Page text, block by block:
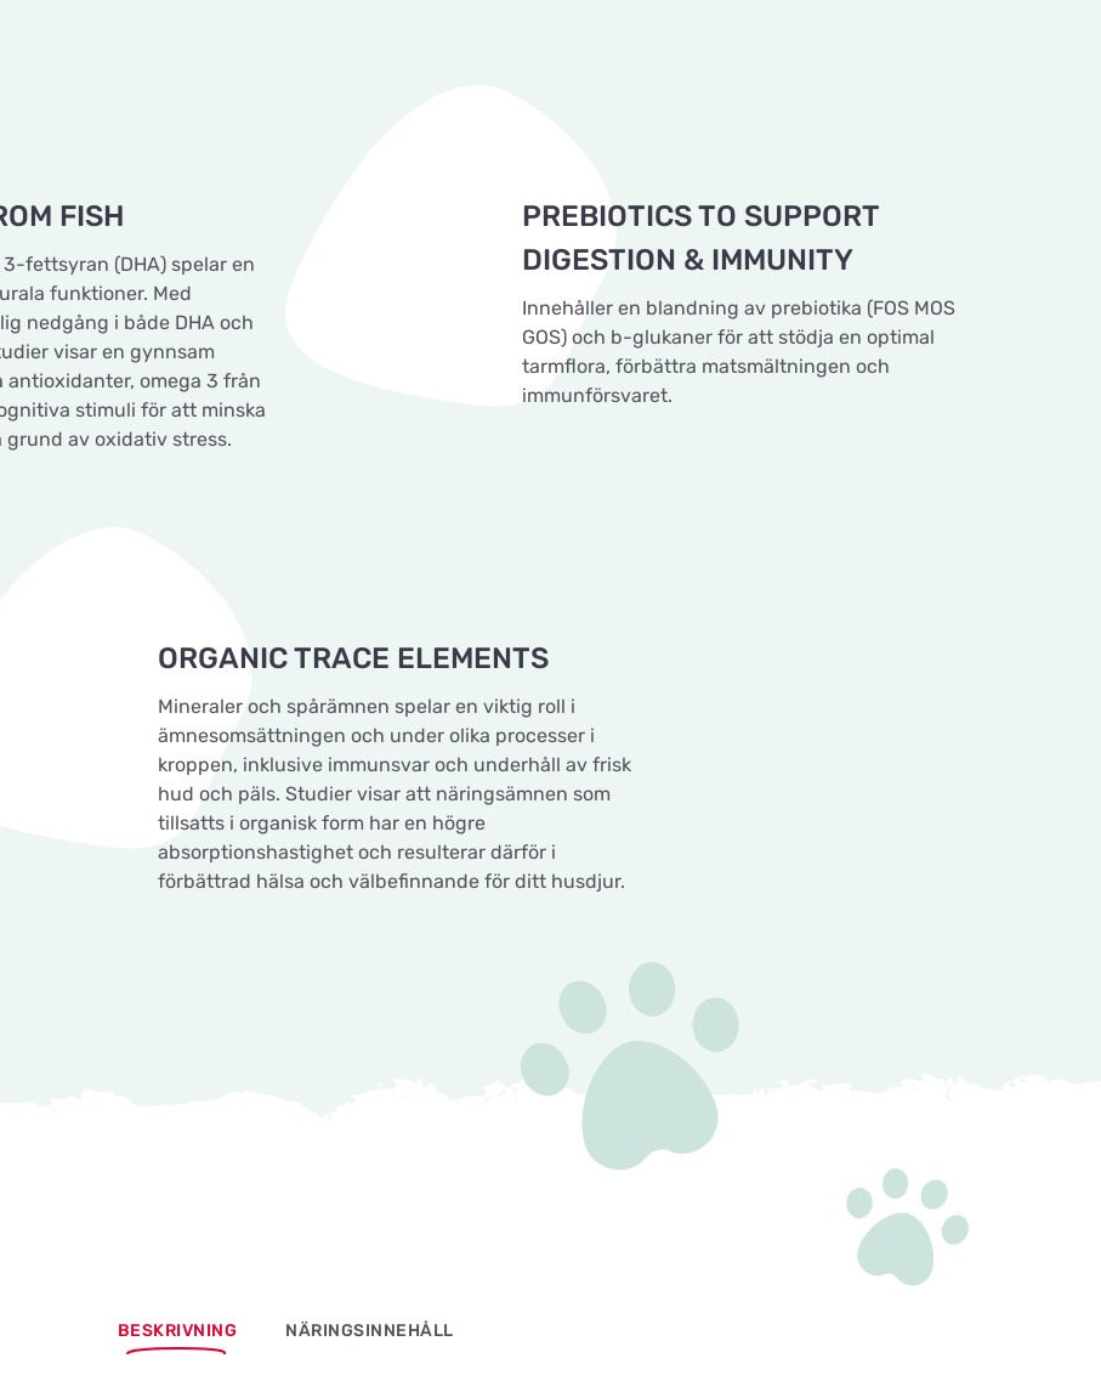
FISH
fettsyran (DHA) spelar en
funktioner. Med
nedgång i både DHA och
visar en gynnsam
omega 3 från
stimuli för att minska
av oxidativ stress.
PREBIOTICS TO SUPPORT
DIGESTION & IMMUNITY
Innehåller en blandning av prebiotika (FOS MOS
GOS) och b-glukaner för att stödja en optimal
tarmflora, förbättra matsmältningen och
immunförsvaret.
ORGANIC TRACE ELEMENTS
Mineraler och spårämnen spelar en viktig roll i
ämnesomsättningen och under olika processer i
kroppen, inklusive immunsvar och underhåll av frisk
hud och päls. Studier visar att näringsämnen som
tillsatts i organisk form har en högre
absorptionshastighet och resulterar därför i
förbättrad hälsa och välbefinnande för ditt husdjur.
BESKRIVNING NÄRINGSINNEHÅLL